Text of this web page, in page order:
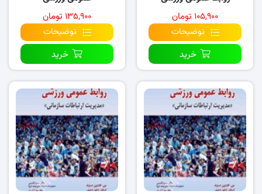
۱۰۵,۹۰۰ تومان
توضیحات
خرید
۱۳۵,۹۰۰ تومان
توضیحات
خرید